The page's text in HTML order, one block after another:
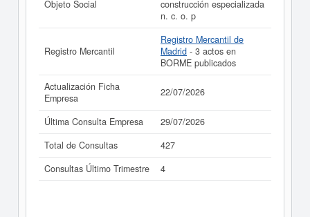
Objeto Social
construcción especializada
n. c. o. p
Registro Mercantil
Registro Mercantil de
Madrid - 3 actos en
BORME publicados
Actualización Ficha
Empresa
22/07/2026
Última Consulta Empresa
29/07/2026
Total de Consultas
427
Consultas Último Trimestre
4